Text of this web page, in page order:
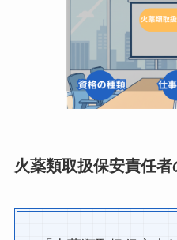
火薬類取扱保安責任